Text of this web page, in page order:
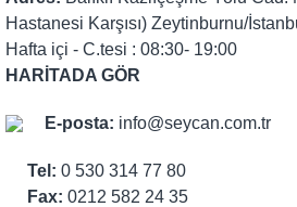
Hastanesi Karşısı) Zeytinburnu/
Hafta içi - C.tesi : 08:30- 19:00
HARİTADA GÖR
E-posta: info@seycan.com.tr
Tel: 0 530 314 77 80
Fax: 0212 582 24 35